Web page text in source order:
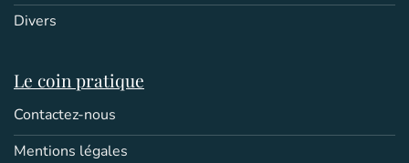
Divers
Le coin pratique
Contactez-nous
Mentions légales